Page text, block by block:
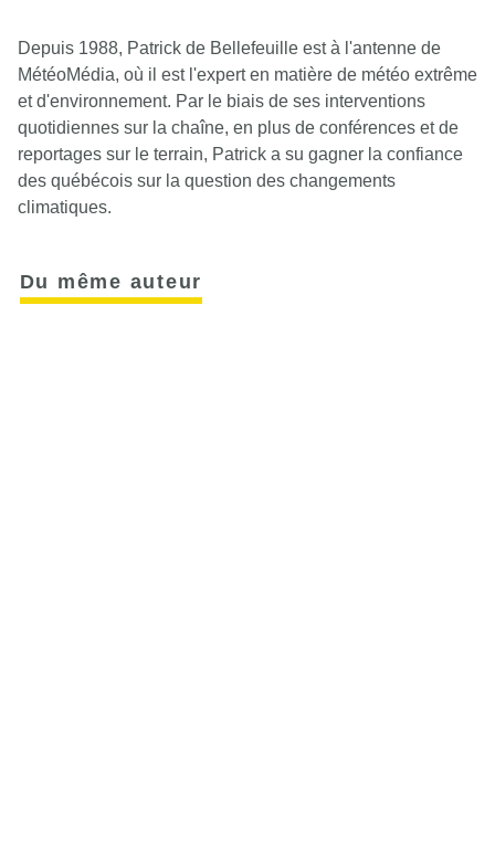
Depuis 1988, Patrick de Bellefeuille est à l'antenne de
MétéoMédia, où il est l'expert en matière de météo extrême
et d'environnement. Par le biais de ses interventions
quotidiennes sur la chaîne, en plus de conférences et de
reportages sur le terrain, Patrick a su gagner la confiance
des québécois sur la question des changements
climatiques.
Du même auteur